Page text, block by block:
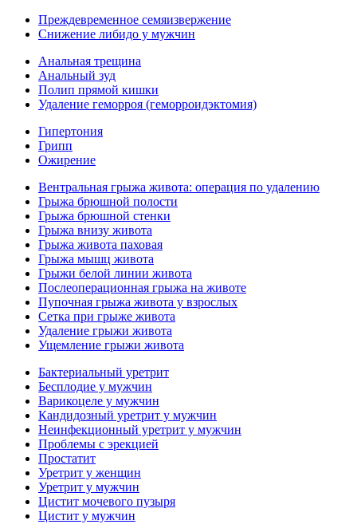
Преждевременное семяизвержение
Снижение либидо у мужчин
Анальная трещина
Анальный зуд
Полип прямой кишки
Удаление геморроя (геморроидэктомия)
Гипертония
Грипп
Ожирение
Вентральная грыжа живота: операция по удалению
Грыжа брюшной полости
Грыжа брюшной стенки
Грыжа внизу живота
Грыжа живота паховая
Грыжа мышц живота
Грыжи белой линии живота
Послеоперационная грыжа на животе
Пупочная грыжа живота у взрослых
Сетка при грыже живота
Удаление грыжи живота
Ущемление грыжи живота
Бактериальный уретрит
Бесплодие у мужчин
Варикоцеле у мужчин
Кандидозный уретрит у мужчин
Неинфекционный уретрит у мужчин
Проблемы с эрекцией
Простатит
Уретрит у женщин
Уретрит у мужчин
Цистит мочевого пузыря
Цистит у мужчин